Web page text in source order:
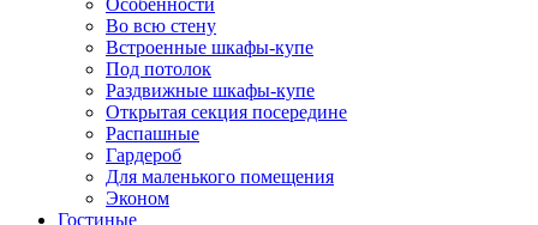
Особенности
Во всю стену
Встроенные шкафы-купе
Под потолок
Раздвижные шкафы-купе
Открытая секция посередине
Распашные
Гардероб
Для маленького помещения
Эконом
Гостиные